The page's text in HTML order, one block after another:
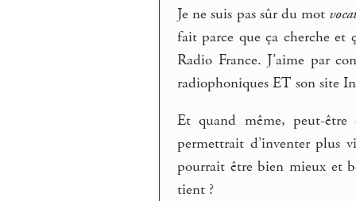
Je ne suis pas sûr du mot
fait parce que ça cherche et
Radio France. J’aime par
radiophoniques ET son site
Et quand même, peut-
permettrait d’inventer plus
pourrait être bien mieux et
tient ?